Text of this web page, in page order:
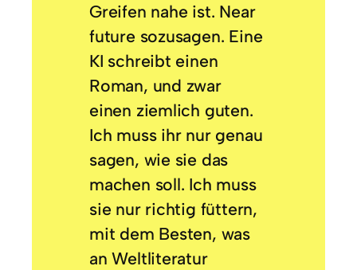
Greifen nahe ist. Near
future sozusagen. Eine
KI schreibt einen
Roman, und zwar
einen ziemlich guten.
Ich muss ihr nur genau
sagen, wie sie das
machen soll. Ich muss
sie nur richtig füttern,
mit dem Besten, was
an Weltliteratur